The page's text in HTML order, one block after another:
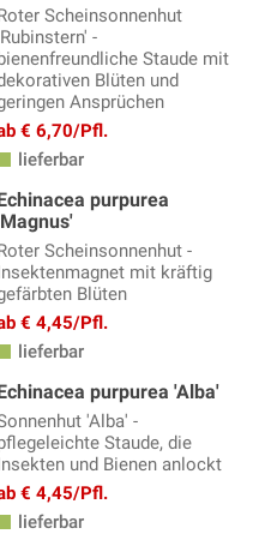
(20)
(17)
(3)
(13)
(3)
(9)
(1)
(3)
(21)
(6)
(9)
(4)
Scheinsonnenhut
-
Staude mit
Blüten und
Ansprüchen
€ 6,70/Pfl.
lieferbar
purpurea
Scheinsonnenhut -
mit kräftig
Blüten
€ 4,45/Pfl.
lieferbar
purpurea 'Alba'
'Alba' -
Staude, die
und Bienen anlockt
€ 4,45/Pfl.
lieferbar